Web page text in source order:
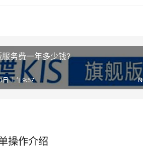
务费一年多少钱?
上午9:57
操作介绍